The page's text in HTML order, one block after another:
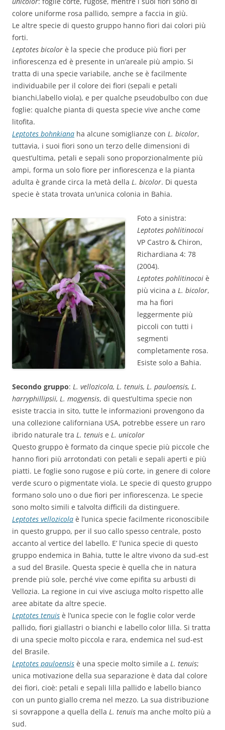
colore uniforme rosa pallido, sempre a faccia in giù.
Le altre specie di questo gruppo hanno fiori dai colori più
forti.
Leptotes bicolor è la specie che produce più fiori per
infiorescenza ed è presente in un’areale più ampio. Si
tratta di una specie variabile, anche se è facilmente
individuabile per il colore dei fiori (sepali e petali
bianchi,labello viola), e per qualche pseudobulbo con due
foglie: qualche pianta di questa specie vive anche come
litofita.
Leptotes bohnkiana ha alcune somiglianze con L. bicolor,
tuttavia, i suoi fiori sono un terzo delle dimensioni di
quest’ultima, petali e sepali sono proporzionalmente più
ampi, forma un solo fiore per infiorescenza e la pianta
adulta è grande circa la metà della L. bicolor. Di questa
specie è stata trovata un’unica colonia in Bahia.
Foto a sinistra:
Leptotes pohlitinocoi
VP Castro & Chiron,
Richardiana 4: 78
(2004).
Leptotes pohlitinocoi è
più vicina a L. bicolor,
ma ha fiori
leggermente più
piccoli con tutti i
segmenti
completamente rosa.
Esiste solo a Bahia.
Secondo gruppo: L. vellozicola, L. tenuis, L. pauloensis, L.
harryphillipsii, L. mogyensis, di quest’ultima specie non
esiste traccia in sito, tutte le informazioni provengono da
una collezione californiana USA, potrebbe essere un raro
ibrido naturale tra L. tenuis e L. unicolor
Questo gruppo è formato da cinque specie più piccole che
hanno fiori più arrotondati con petali e sepali aperti e più
piatti. Le foglie sono rugose e più corte, in genere di colore
verde scuro o pigmentate viola. Le specie di questo gruppo
formano solo uno o due fiori per infiorescenza. Le specie
sono molto simili e talvolta difficili da distinguere.
Leptotes vellozicola è l’unica specie facilmente riconoscibile
in questo gruppo, per il suo callo spesso centrale, posto
accanto al vertice del labello. E’ l’unica specie di questo
gruppo endemica in Bahia, tutte le altre vivono da sud-est
a sud del Brasile. Questa specie è quella che in natura
prende più sole, perché vive come epifita su arbusti di
Vellozia. La regione in cui vive asciuga molto rispetto alle
aree abitate da altre specie.
Leptotes tenuis è l’unica specie con le foglie color verde
pallido, fiori giallastri o bianchi e labello color lilla. Si tratta
di una specie molto piccola e rara, endemica nel sud-est
del Brasile.
Leptotes pauloensis è una specie molto simile a L. tenuis;
unica motivazione della sua separazione è data dal colore
dei fiori, cioè: petali e sepali lilla pallido e labello bianco
con un punto giallo crema nel mezzo. La sua distribuzione
si sovrappone a quella della L. tenuis ma anche molto più a
sud.